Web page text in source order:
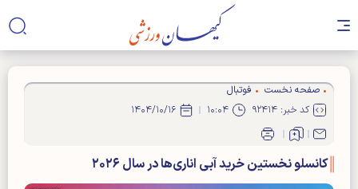
صفحه نخست
فوتبال
کد خبر: ۹۲۴۱۴
۱۰:۰۴ ۱۴۰۴/۱۰/۱۶
کانسلو نخستین خرید آبی اناری‌ها در سال ۲۰۲۶